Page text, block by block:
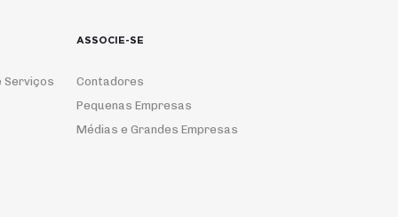
Serviços
ASSOCIE-SE
Contadores
Pequenas Empresas
Médias e Grandes Empresas